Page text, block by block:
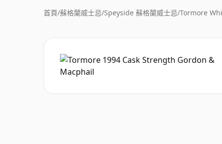
首頁/蘇格蘭威士忌/Speyside 蘇格蘭威士忌/Tormore